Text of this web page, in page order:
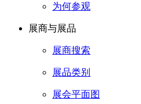
为何参观
展商与展品
展商搜索
展品类别
展会平面图